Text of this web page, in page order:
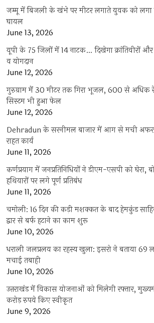
जम्मू में बिजली के खंभे पर मीटर लगाते युवक को
घायल
June 13, 2026
यूपी के 75 जिलों में 14 नाटक… दिखेगा क्रांतिवीरों और
व योगदान
June 12, 2026
गुरुग्राम में 30 मीटर तक गिरा भूजल, 600 से अधिक रेन
सिस्टम भी हुआ फेल
June 12, 2026
Dehradun के सरनीमल बाजार में आग से मची
राहत कार्य
June 11, 2026
कर्णप्रयाग में जनप्रतिनिधियों ने डीएम-एसपी को घेरा,
हथियारों पर लगे पूर्ण प्रतिबंध
June 11, 2026
चमोली: 16 दिन की कड़ी मशक्कत के बाद हेमकुंड
द्वार से बर्फ हटाने का काम शुरू
June 10, 2026
धराली जलप्रलय का रहस्य खुला: इसरो ने बताया
मचाई तबाही
June 10, 2026
उत्तराखंड में विकास योजनाओं को मिलेगी रफ्तार,
करोड़ रुपये किए स्वीकृत
June 9, 2026